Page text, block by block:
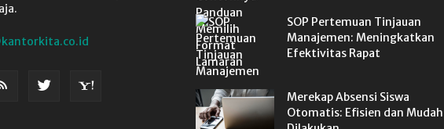
SOP Pertemuan Tinjauan
Manajemen: Meningkatkan
Efektivitas Rapat
Merekap Absensi Siswa
Otomatis: Efisien dan Mudah